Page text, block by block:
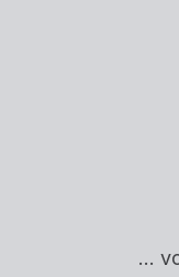
...